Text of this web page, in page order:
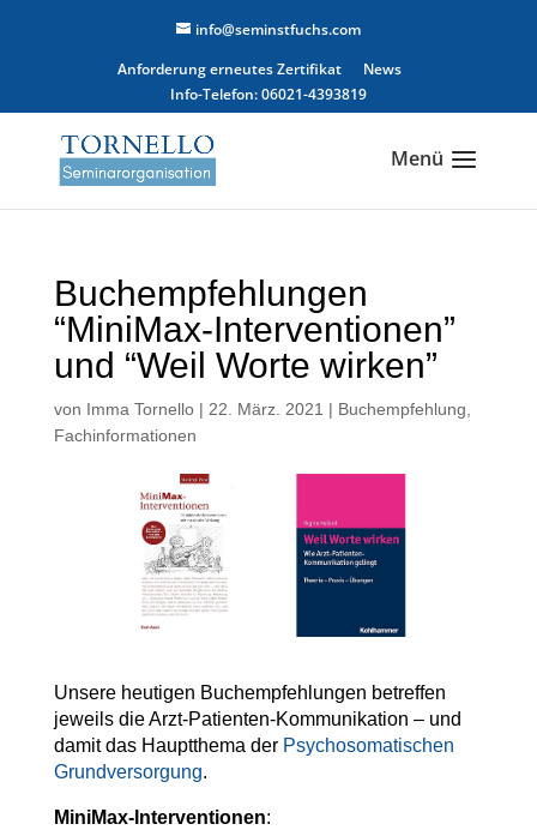
info@seminstfuchs.com
Anforderung erneutes Zertifikat
News
Info-Telefon: 06021-4393819
Buchеmpfehlungen
“MiniMax-Interventionen”
und “Weil Worte wirken”
von Imma Tornello| 22. März. 2021 | Buchempfehlung
Fachinformationen
Unsere heutigen Buchеmpfehlungen betreffen
jeweils die Arzt-Patienten-Kommunikation – und
damit das Hauptthema der Psychosomatischen
Grundversorgung.
MiniMax-Interventionen: